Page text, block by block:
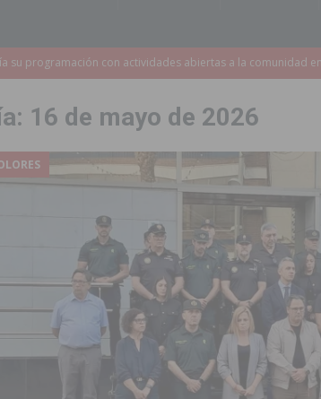
más de 737.000 euros en Pilar de la Horadada
de Los Montesinos abrirá en septiembre el último plazo
de Carteles de las Fiestas Patronales de Pilar de la
una programación de actividades deportivas, culturales y
los parques infantiles del municipio con nuevas actuaciones
16 de mayo de 2026